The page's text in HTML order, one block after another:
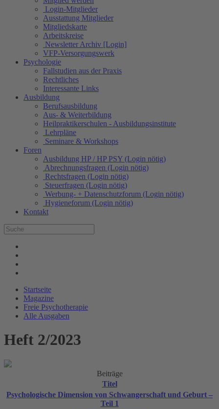
Login-Mitglieder
Ausstattung Mitglieder
Mitgliedskarte
Arbeitskreise
Newsletter Archiv [Login]
VFP-Versorgungswerk
Psychologie
Fallstudien aus der Praxis
Rechtliches
Interessante Links
Ausbildung
Berufsausbildung
Aus- & Weiterbildung
Heilpraktikerschulen - Ausbildungsinstitute
Lehrpläne
Seminare & Workshops
Foren
Ausbildung HP / HP PSY (Login nötig)
Abrechnungsfragen (Login nötig)
Rechtsfragen (Login nötig)
Steuerfragen (Login nötig)
Werbung- + Datenschutzforum (Login nötig)
Hygieneforum (Login nötig)
Kontakt
Startseite
Magazine
Freie Psychotherapie
Alle Ausgaben
Heft 2/2023
Beiträge
Titel
Psychologische Dimension von Schwangerschaft und Geburt –
Teil 1